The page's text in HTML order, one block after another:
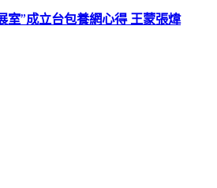
室”成立台包養網心得 王蒙張煒